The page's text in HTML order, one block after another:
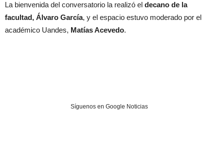
La bienvenida del conversatorio la realizó el decano de la
facultad, Álvaro García, y el espacio estuvo moderado por el
académico Uandes, Matías Acevedo.
Síguenos en Google Noticias